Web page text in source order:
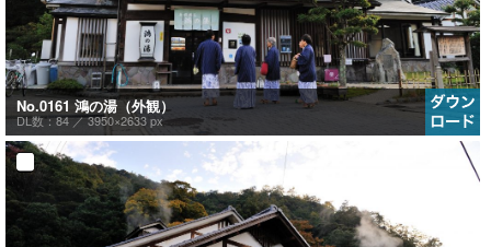
No.0161 鴻の湯（外観）
DL数：84 ／3950×2633 px